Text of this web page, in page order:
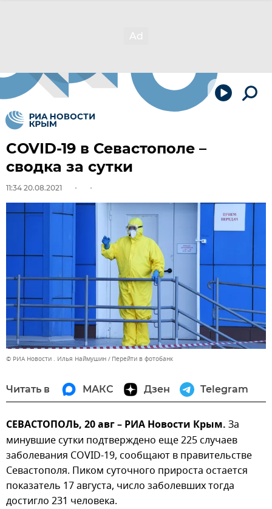
COVID-19 в Севастополе –
сводка за сутки
11:34 20.08.2021
© РИА Новости . Илья Наймушин Перейти в фотобанк
Читать в МАКС Дзен Telegram
СЕВАСТОПОЛЬ, 20 авг – РИА Новости Крым. За
минувшие сутки подтверждено еще 225 случаев
заболевания COVID-19, сообщают в правительстве
Севастополя. Пиком суточного прироста остается
показатель 17 августа, число заболевших тогда
достигло 231 человека.